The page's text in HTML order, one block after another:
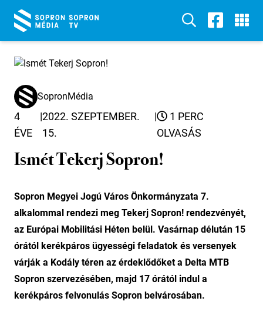
SopronMédia
4
ÉVE
|2022. SZEPTEMBER.
15.
|
1 PERC
OLVASÁS
Ismét Tekerj Sopron!
Sopron Megyei Jogú Város Önkormányzata 7.
alkalommal rendezi meg Tekerj Sopron! rendezvényét,
az Európai Mobilitási Héten belül. Vasárnap délután 15
órától kerékpáros ügyességi feladatok és versenyek
várják a Kodály téren az érdeklődőket a Delta MTB
Sopron szervezésében, majd 17 órától indul a
kerékpáros felvonulás Sopron belvárosában.